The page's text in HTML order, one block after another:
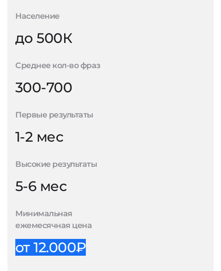
Население
до 500К
Среднее кол-во фраз
300-700
Первые результаты
1-2 мес
Высокие результаты
5-6 мес
Минимальная
ежемесячная цена
от 12.000₽